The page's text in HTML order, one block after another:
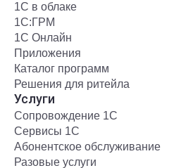
1С в облаке
1С:ГРМ
1С Онлайн
Приложения
Каталог программ
Решения для ритейла
Услуги
Сопровождение 1С
Сервисы 1С
Абонентское обслуживание
Разовые услуги